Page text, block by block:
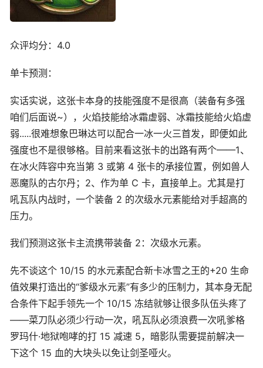
众评均分：4.0
单卡预测：
实话实说，这张卡本身的技能强度不是很高（装备有多强
咱们后面说~），火焰技能给冰霜虚弱、冰霜技能给火焰虚
弱.....很难想象巴琳达可以配合一冰一火三首发，即便如此
强度也不是很够格。目前来看这张卡的出路有两个——1、
在冰火阵容中充当第 3 或第 4 张卡的承接位置，例如兽人
恶魔队的古尔丹；2、作为单 C 卡，直接单上。尤其是打
吼瓦队内战时，一个装备 2 的次级水元素能给对手超高的
压力。
我们预测这张卡主流携带装备 2：次级水元素。
先不谈这个 10/15 的水元素配合新卡冰雪之王的+20 生命
值效果打造出的“爹级水元素”有多少的压制力，其本身无配
合条件下起手领先一个 10/15 冻结就够让很多队伍头疼了
——菜刀队必须少行动一次，吼瓦队必须浪费一次吼爹格
罗玛什·地狱咆哮的打 15 减速 5，暗影队需要提前解决一
下这个 15 血的大块头以免让剑圣哑火。